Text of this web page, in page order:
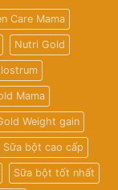
Care Mama
Nutri Gold
Mama
Weight gain
Sữa bột cao cấp
Sữa bột tốt nhất